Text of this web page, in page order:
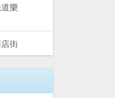
樂
街